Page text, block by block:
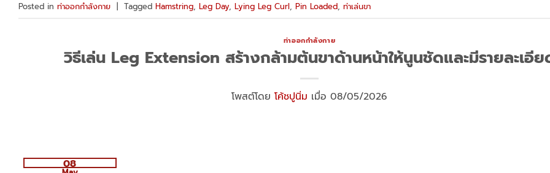
Posted in ท่าออกกำลังกาย Tagged Hamstring, Leg Day, Lying Leg Curl, Pin Loaded, ท่าเล่นขา
ท่าออกกำลังกาย
วิธีเล่น Leg Extension สร้างกล้ามต้นขาด้านหน้าให้นูนชัดและมีรายละเอี
โพสต์โดย โค้ชปูนิ่ม เมื่อ 08/05/2026
08